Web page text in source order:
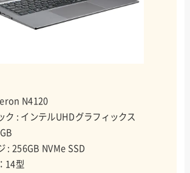
N4120
ク : インテルUHDグラフィックス
: 256GB NVMe SSD
14型